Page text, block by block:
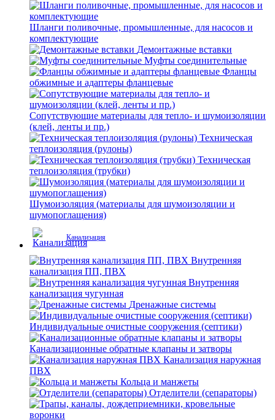
Шланги поливочные, промышленные, для насосов и
комплектующие
Демонтажные вставки
Муфты соединительные
Фланцы
обжимные и адаптеры фланцевые
Сопутствующие материалы для тепло- и шумоизоляции
(клей, ленты и пр.)
Техническая
теплоизоляция (рулоны)
Техническая
теплоизоляция (трубки)
Шумоизоляция (материалы для шумоизоляции и
шумопоглащения)
Канализация
Внутренняя
канализация ПП, ПВХ
Внутренняя
канализация чугунная
Дренажные системы
Индивидуальные очистные сооружения (септики)
Канализационные обратные клапаны и затворы
Канализация наружная
ПВХ
Кольца и манжеты
Отделители (сепараторы)